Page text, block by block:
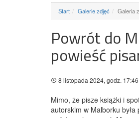
Start Galerie zdjęć Galeria
Powrót do
powieść
8 listopada 2024, godz. 17:46
Mimo, że pisze książki i
autorskim w Malborku